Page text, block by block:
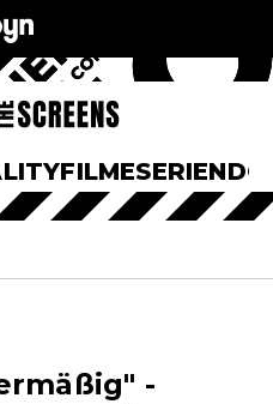
FILMESERIEN
-